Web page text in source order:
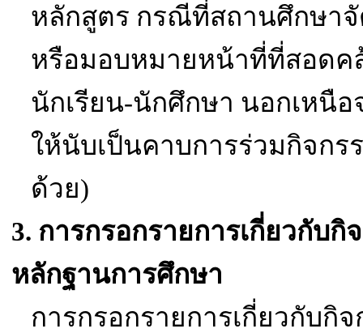
หลักสูตร กรณีที่สถานศึกษา
หรือมอบหมายหน้าที่ที่สอดค
นักเรียน-นักศึกษา นอกเหนือ
ให้นับเป็นคาบการร่วมกิจก
ด้วย)
3. การกรอกรายการเกี่ยวกับกิ
หลักฐานการศึกษา
การกรอกรายการเกี่ยวกับกิ